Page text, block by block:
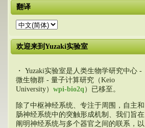
翻译
欢迎来到Yuzaki实验室
・ Yuzaki实验室是人类生物学研究中心 -
微生物群 - 量子计算研究（Keio
University） wpi-bio2q ）已移至。
除了中枢神经系统、专注于周围，自主和
肠神经系统中的突触形成机制、我们旨在
阐明神经系统与多个器官之间的联系，以